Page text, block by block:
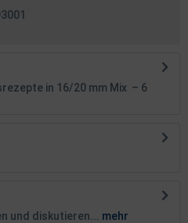
in 16/20 mm Mix – 6
und diskutieren...
mehr